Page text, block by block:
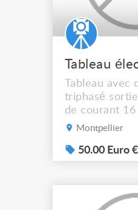
Tableau avec
triphasé
de courant 16
50€, aucun
Montpellier
50.00 Euro €